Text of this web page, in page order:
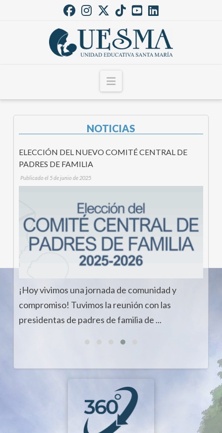
Navigation
NOTICIAS
ELECCIÓN DEL NUEVO COMITÉ CENTRAL DE
PADRES DE FAMILIA
Publicado el 5 de junio de 2025
¡Hoy vivimos una jornada de comunidad y
compromiso! Tuvimos la reunión con las
presidentas de padres de familia de ...